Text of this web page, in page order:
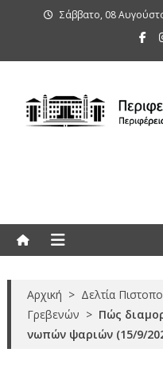
Σάββατο, 08
Αρχική > Δελτία
Γρεβενών > Πώς
νωπών ψαριών (15/9/